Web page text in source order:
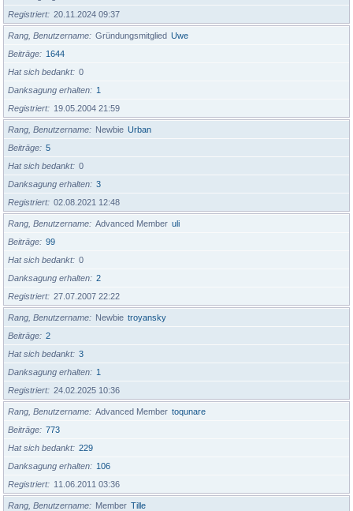
Registriert
20.11.2024 09:37
Rang, Benutzername Gründungsmitglied Uwe
Beiträge
1644
Hat sich bedankt
0
Danksagung erhalten
1
Registriert
19.05.2004 21:59
Rang, Benutzername Newbie Urban
Beiträge
5
Hat sich bedankt
0
Danksagung erhalten
3
Registriert
02.08.2021 12:48
Rang, Benutzername Advanced Member uli
Beiträge
99
Hat sich bedankt
0
Danksagung erhalten
2
Registriert
27.07.2007 22:22
Rang, Benutzername Newbie troyansky
Beiträge
2
Hat sich bedankt
3
Danksagung erhalten
1
Registriert
24.02.2025 10:36
Rang, Benutzername Advanced Member toqunare
Beiträge
773
Hat sich bedankt
229
Danksagung erhalten
106
Registriert
11.06.2011 03:36
Rang, Benutzername Member Tille